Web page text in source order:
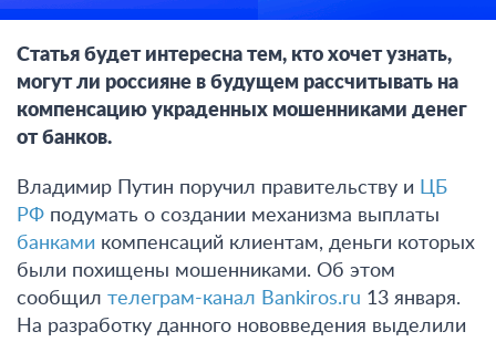
Статья будет интересна тем, кто хочет узнать,
могут ли россияне в будущем рассчитывать на
компенсацию украденных мошенниками денег
от банков.
Владимир Путин поручил правительству и ЦБ
РФ подумать о создании механизма выплаты
банками компенсаций клиентам, деньги которых
были похищены мошенниками. Об этом
сообщил телеграм-канал Bankiros.ru 13 января.
На разработку данного нововведения выделили